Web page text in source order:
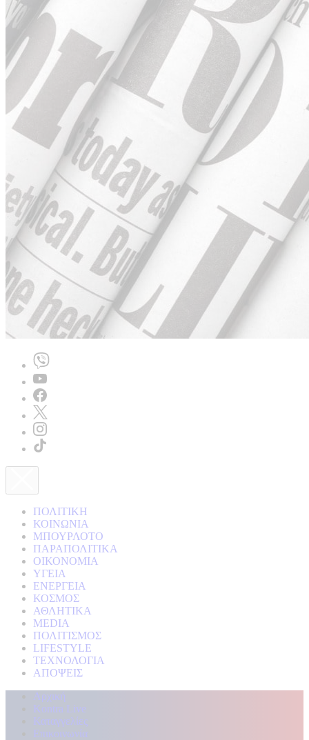
ΠΟΛΙΤΙΚΗ
ΚΟΙΝΩΝΙΑ
ΜΠΟΥΡΛΟΤΟ
ΠΑΡΑΠΟΛΙΤΙΚΑ
ΟΙΚΟΝΟΜΙΑ
ΥΓΕΙΑ
ΕΝΕΡΓΕΙΑ
ΚΟΣΜΟΣ
ΑΘΛΗΤΙΚΑ
MEDIA
ΠΟΛΙΤΙΣΜΟΣ
LIFESTYLE
ΤΕΧΝΟΛΟΓΙΑ
ΑΠΟΨΕΙΣ
Αρχική
Kontra Live
Καταγγελίες
Επικοινωνία